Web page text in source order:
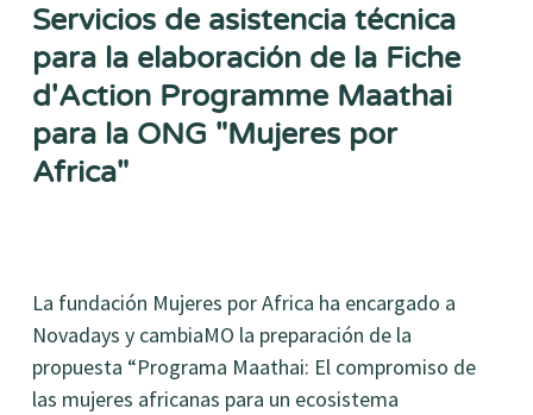
Servicios de asistencia técnica
para la elaboración de la Fiche
d'Action Programme Maathai
para la ONG "Mujeres por
Africa"
La fundación Mujeres por Africa ha encargado a
Novadays y cambiaMO la preparación de la
propuesta “Programa Maathai: El compromiso de
las mujeres africanas para un ecosistema